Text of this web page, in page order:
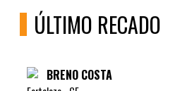
ÚLTIMO RECADO
BRENO COSTA